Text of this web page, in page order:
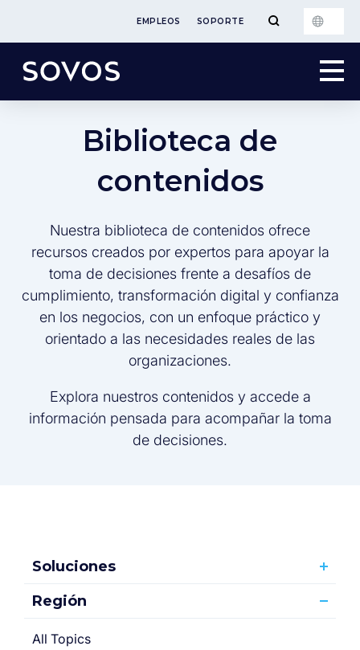
EMPLEOS SOPORTE
Biblioteca de
contenidos
Nuestra biblioteca de contenidos ofrece
recursos creados por expertos para apoyar la
toma de decisiones frente a desafíos de
cumplimiento, transformación digital y confianza
en los negocios, con un enfoque práctico y
orientado a las necesidades reales de las
organizaciones.
Explora nuestros contenidos y accede a
información pensada para acompañar la toma
de decisiones.
Soluciones
Región
All Topics